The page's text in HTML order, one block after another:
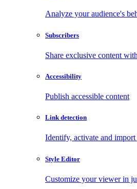
Analyze your audience's
Subscribers
Share exclusive content
Accessibility
Publish accessible content
Link detection
Identify, activate and
Style Editor
Customize your viewer in